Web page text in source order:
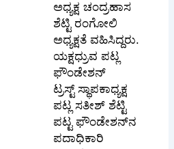
ಅಧ್ಯಕ್ಷ ಚಂದ್ರಹಾಸ
ಶೆಟ್ಟಿ ರಂಗೋಲಿ
ಅಧ್ಯಕ್ಷತೆ ವಹಿಸಿದ್ದರು.
ಯಕ್ಷಧ್ರುವ ಪಟ್ಲ
ಫೌಂಡೇಶನ್
ಟ್ರಸ್ಟ್ ಸ್ಥಾಪಕಾಧ್ಯಕ್ಷ
ಪಟ್ಲ ಸತೀಶ್ ಶೆಟ್ಟಿ
ಪಟ್ಟ ಫೌಂಡೇಶನ್‌ನ
ಪದಾಧಿಕಾರಿ